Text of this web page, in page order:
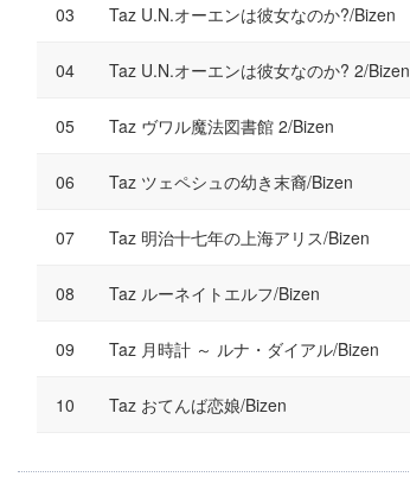
Taz U.N.オーエンは彼女なのか?/Bizen
Taz U.N.オーエンは彼女なのか? 2/Bizen
Taz ヴワル魔法図書館 2/Bizen
Taz ツェペシュの幼き末裔/Bizen
Taz 明治十七年の上海アリス/Bizen
Taz ルーネイトエルフ/Bizen
Taz 月時計 ～ ルナ・ダイアル/Bizen
Taz おてんば恋娘/Bizen